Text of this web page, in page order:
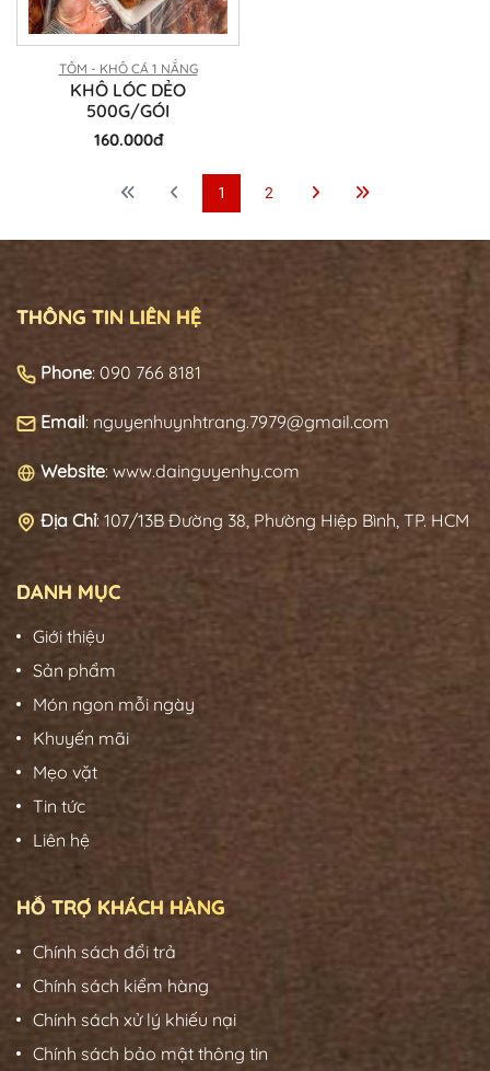
TÔM - KHÔ CÁ 1 NẮNG
KHÔ LÓC DẺO
500G/GÓI
160.000đ
1 2
THÔNG TIN LIÊN HỆ
Phone: 090 766 8181
Email: nguyenhuynhtrang.7979@gmail.com
Website: www.dainguyenhy.com
Địa Chỉ: 107/13B Đường 38, Phường Hiệp Bình, TP. HCM
DANH MỤC
Giới thiệu
Sản phẩm
Món ngon mỗi ngày
Khuyến mãi
Mẹo vặt
Tin tức
Liên hệ
HỖ TRỢ KHÁCH HÀNG
Chính sách đổi trả
Chính sách kiểm hàng
Chính sách xử lý khiếu nại
Chính sách bảo mật thông tin